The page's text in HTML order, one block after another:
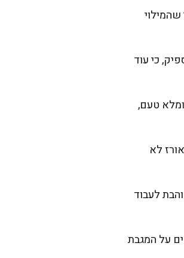
כדי שהמילוי
מספיק, כי עוד
ברוטב מבריק ומלא טעם,
חשוב כדי שדפי האורז לא
לעבוד
מניחים על המגבת